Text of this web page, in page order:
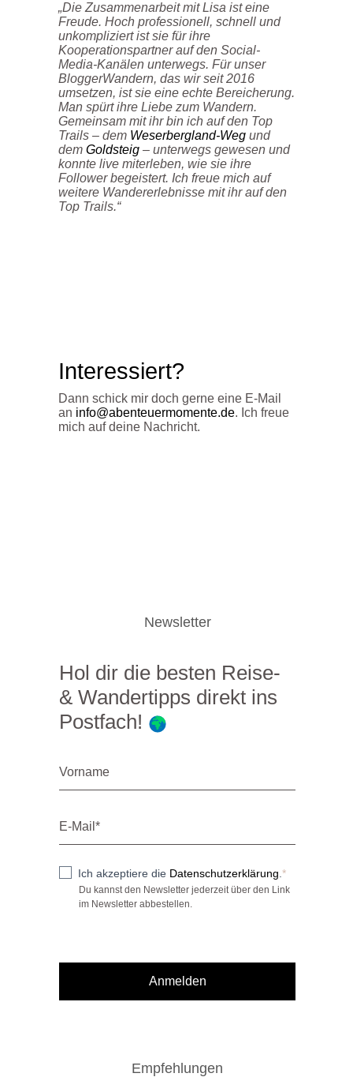
„Die Zusammenarbeit mit Lisa ist eine
Freude. Hoch professionell, schnell und
unkompliziert ist sie für ihre
Kooperationspartner auf den Social-
Media-Kanälen unterwegs. Für unser
BloggerWandern, das wir seit 2016
umsetzen, ist sie eine echte Bereicherung.
Man spürt ihre Liebe zum Wandern.
Gemeinsam mit ihr bin ich auf den Top
Trails – dem Weserbergland-Weg und
dem Goldsteig – unterwegs gewesen und
konnte live miterleben, wie sie ihre
Follower begeistert. Ich freue mich auf
weitere Wandererlebnisse mit ihr auf den
Top Trails.“
Interessiert?
Dann schick mir doch gerne eine E-Mail
an info@abenteuermomente.de. Ich freue
mich auf deine Nachricht.
Newsletter
Hol dir die besten Reise-
& Wandertipps direkt ins
Postfach!
Ich akzeptiere die Datenschutzerklärung
Du kannst den Newsletter jederzeit über den Link
im Newsletter abbestellen.
Anmelden
Empfehlungen